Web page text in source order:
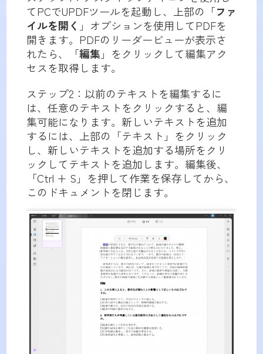
てPCでUPDFツールを起動し、上部の「ファ
イルを開く 」オプションを使用してPDFを
開きます。PDFのリーダービューが表示さ
れたら、「編集 」をクリックして編集アク
セスを取得します。
ステップ2：以前のテキストを編集するに
は、任意のテキストをクリックすると、編
集可能になります。新しいテキストを追加
するには、上部の「テキスト」をクリック
し、新しいテキストを追加する場所をクリ
ックしてテキストを追加します。編集後、
「Ctrl + S」を押して作業を保存してから、
このドキュメントを閉じます。